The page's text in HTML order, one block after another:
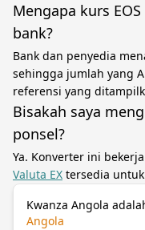
Mengapa kurs
bank?
Bank dan penyedia
sehingga jumlah yang
referensi yang
Bisakah saya
ponsel?
Ya. Konverter ini
Valuta EX tersedia
Kwanza Angola
Angola